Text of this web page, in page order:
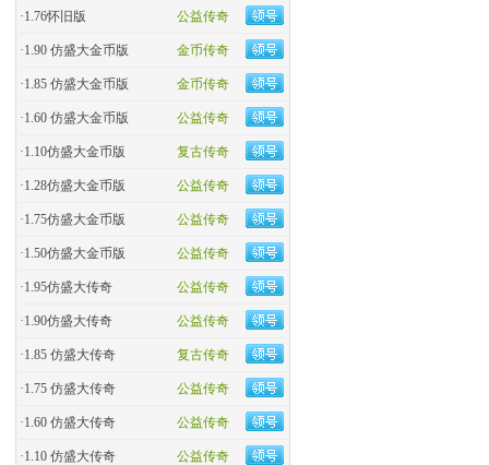
公益传奇
·1.76怀旧版
金币传奇
·1.90 仿盛大金币版
金币传奇
·1.85 仿盛大金币版
公益传奇
·1.60 仿盛大金币版
复古传奇
·1.10仿盛大金币版
公益传奇
·1.28仿盛大金币版
公益传奇
·1.75仿盛大金币版
公益传奇
·1.50仿盛大金币版
公益传奇
·1.95仿盛大传奇
公益传奇
·1.90仿盛大传奇
复古传奇
·1.85 仿盛大传奇
公益传奇
·1.75 仿盛大传奇
公益传奇
·1.60 仿盛大传奇
公益传奇
·1.10 仿盛大传奇